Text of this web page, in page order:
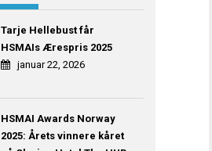
Tarje Hellebust får
HSMAIs Ærespris 2025
januar 22, 2026
HSMAI Awards Norway
2025: Årets vinnere kåret